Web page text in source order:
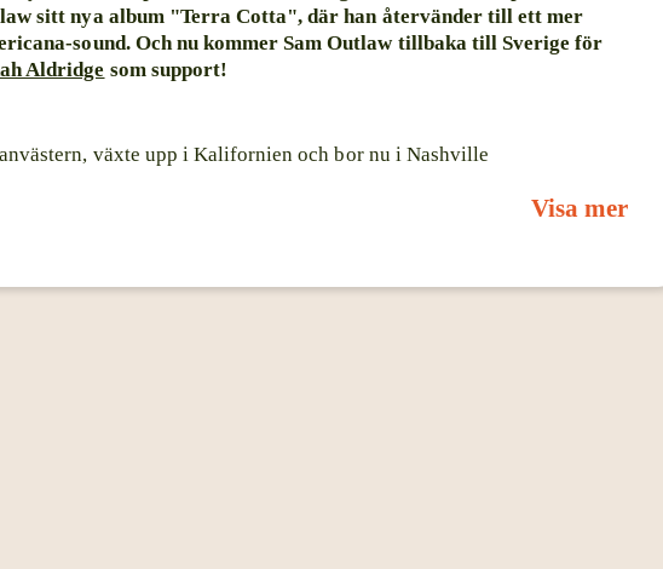
sitt nya album "Terra Cotta", där han återvänder till ett mer
sound. Och nu kommer Sam Outlaw tillbaka till Sverige för
Aldridge som support!
växte upp i Kalifornien och bor nu i Nashville
Sam reklambranschen efter att han fått ett erbjudande att turnera med
Visa mer